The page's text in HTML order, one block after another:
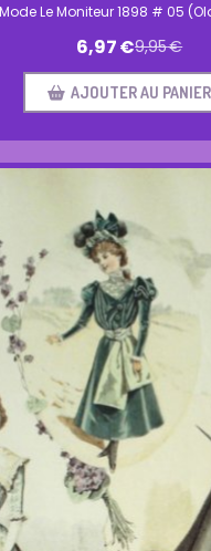
Le Moniteur 1898 # 05
6,97€9,95€
AJOUTER AU PANIER